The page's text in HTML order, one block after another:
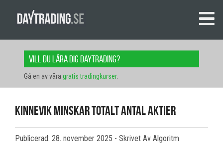
Vill du lära dig daytrading?
Gå en av våra gratis tradingkurser.
Kinnevik minskar totalt antal aktier
Publicerad: 28. november 2025 - Skrivet Av Algoritm